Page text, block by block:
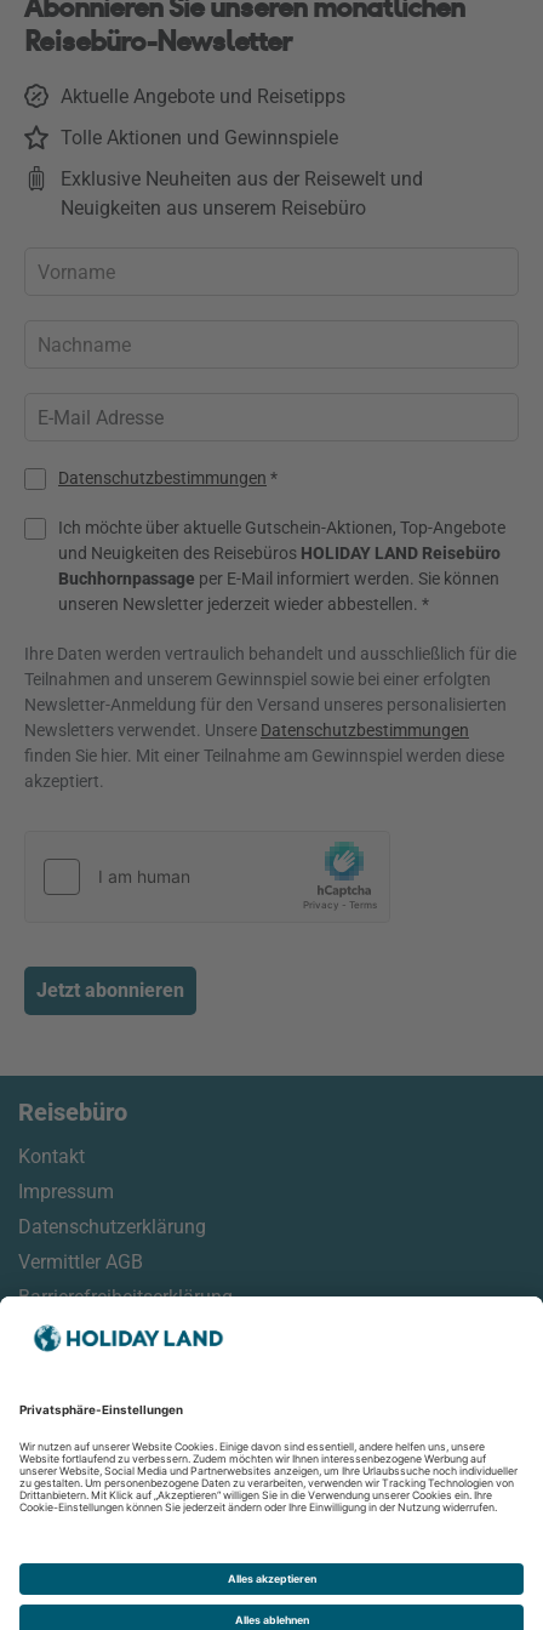
Abonnieren Sie unseren monatlichen
Reisebüro-Newsletter
Aktuelle Angebote und Reisetipps
Tolle Aktionen und Gewinnspiele
Exklusive Neuheiten aus der Reisewelt und
Neuigkeiten aus unserem Reisebüro
Datenschutzbestimmungen *
Ich möchte über aktuelle Gutschein-Aktionen, Top-Angebote
und Neuigkeiten des Reisebüros HOLIDAY LAND Reisebüro
Buchhornpassage per E-Mail informiert werden. Sie können
unseren Newsletter jederzeit wieder abbestellen. *
Ihre Daten werden vertraulich behandelt und ausschließlich für die
Teilnahmen and unserem Gewinnspiel sowie bei einer erfolgten
Newsletter-Anmeldung für den Versand unseres personalisierten
Newsletters verwendet. Unsere Datenschutzbestimmungen
finden Sie hier. Mit einer Teilnahme am Gewinnspiel werden diese
akzeptiert.
Jetzt abonnieren
Reisebüro
Kontakt
Impressum
Datenschutzerklärung
Vermittler AGB
Barrierefreiheitserklärung
Reisemonitor
Online Check-In Informationen
Reisehinweise
Aktuelles
Newsletter